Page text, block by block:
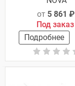
от 5 861 ₽
Под заказ
Подробнее